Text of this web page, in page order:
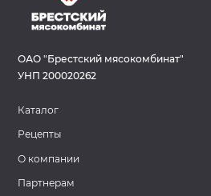
ОАО "Брестский мясокомбинат"
УНП 200020262
Каталог
Рецепты
О компании
Партнерам